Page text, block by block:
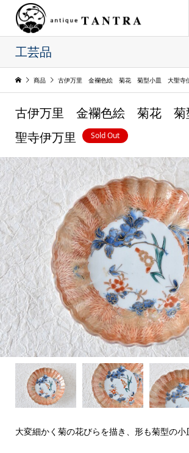
工芸品
商品 古伊万里 金襴色絵 菊花 菊型小皿 大聖寺
古伊万里 金襴色絵 菊花 菊
聖寺伊万里
Sold Out
大変細かく菊の花びらを描き、形も菊型の小